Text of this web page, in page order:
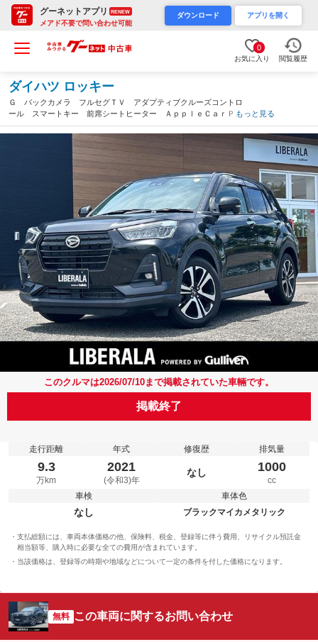
グーネットアプリ RENEW
メアド不要で問い合わせ可能
ダウンロード アプリを開く
0
お気に入り 閲覧履歴
ダイハツ ロッキー
Ｇ バックカメラ フルセグＴＶ アダプティブクルーズコントロ
ール スマートキー 前席シートヒーター ＡｐｐｌｅＣａｒＰｌ
ａｙ ＡｎｄｒｏｉｄＡｕｔｏ ＬＥＤヘッドライト オートライ
ト ＥＴＣ純正（宮崎県）
もっと見る
このクルマは2026/07/10まで掲載されていた車輛です。
掲載終了
走行距離
9.3
万km
年式
2021
(令和3)年
修復歴
なし
排気量
1000
cc
車検
なし
車体色
ブラックマイカメタリック
支払総額には、車両本体価格の他、保険料、税金、登録等に伴う費用、リサイクル預託金
相当額等、購入時に必要な全ての費用が含まれています。
当該価格は、登録等の時期や地域などについて一定の条件を付した価格になります。
無料 この車両に関するお問い合わせ